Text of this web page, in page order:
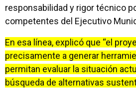
responsabilidad y rigor técnico
competentes del Ejecutivo
En esa línea, explicó que “el
precisamente a generar
permitan evaluar la situación
búsqueda de alternativas